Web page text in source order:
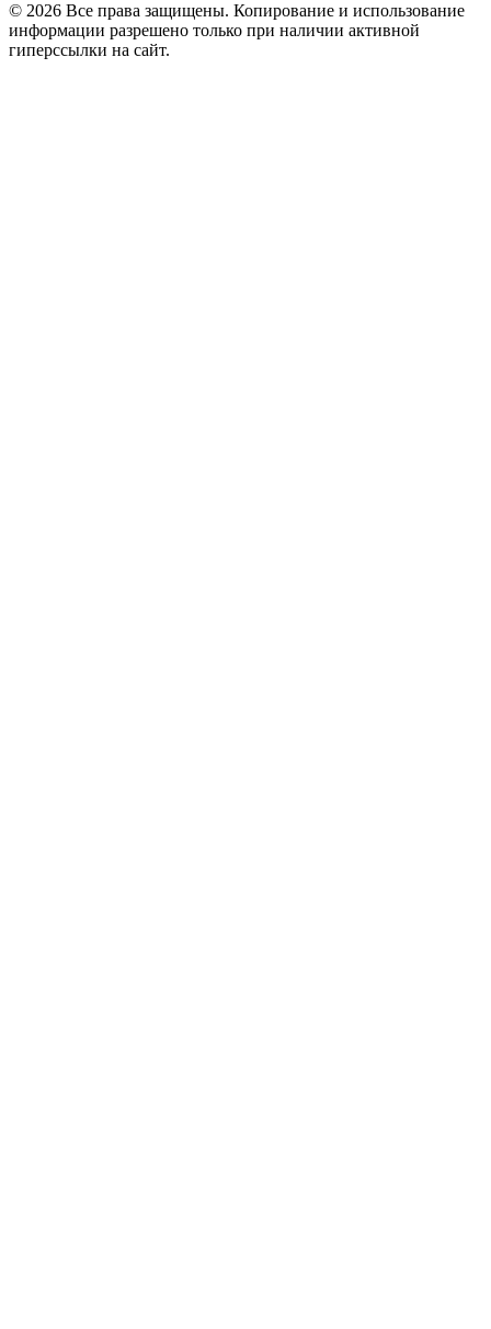
© 2026 Все права защищены. Копирование и использование
информации разрешено только при наличии активной
гиперссылки на сайт.